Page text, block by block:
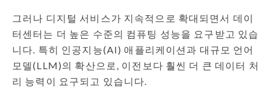
그러나 디지털 서비스가 지속적으로 확대되면서 데이
터센터는 더 높은 수준의 컴퓨팅 성능을 요구받고 있습
니다. 특히 인공지능(AI) 애플리케이션과 대규모 언어
모델(LLM)의 확산으로, 이전보다 훨씬 더 큰 데이터 처
리 능력이 요구되고 있습니다.